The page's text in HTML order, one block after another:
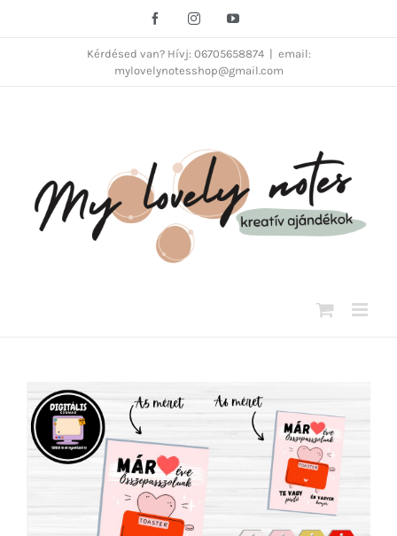
FacebookInstagramYouTube
Kérdésed van? Hívj: 06705658874
email:
mylovelynotesshop@gmail.com